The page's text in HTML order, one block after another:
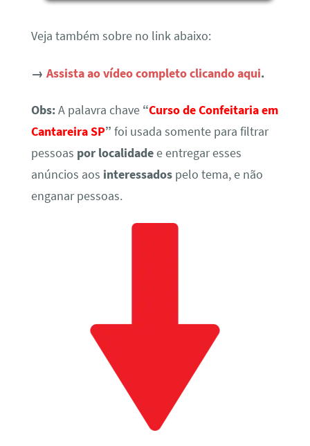
Veja também sobre no link abaixo:
→ Assista ao vídeo completo clicando aqui.
Obs:A palavra chave “Curso de Confeitaria em
Cantareira SP” foi usada somente para filtrar
pessoas por localidadee entregar esses
anúncios aos interessadospelo tema, e não
enganar pessoas.